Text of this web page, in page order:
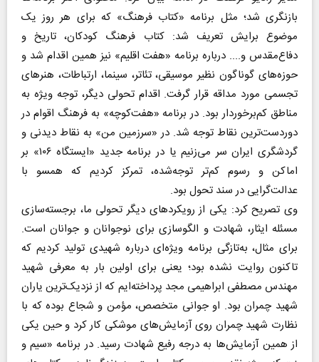
بازنگری شد؛ مثل برنامه «کتاب فرهنگ» که برای هر روز یک
موضوع برایش تعریف شد: کتاب فرهنگ کودکان، تاریخ و
دفاع‌مقدس و.... درباره برنامه «هفت اقلیم» نیز همین اقدام شد و
حوزه‌های گوناگون نظیر موسیقی، تئاتر، سینما، ارتباطات، هنر‌های
تجسمی مورد مداقه قرار گرفت. اقدام تحولی دیگر، توجه ویژه به
مناطق کم‌برخوردار بود. در برنامه «هفت‌کوچه» به فرهنگ اقوام در
دوردست‌ترین نقاط توجه شد. در «سرزمین من» به نقاط دیدنی و
گردشگری ایران سر می‌زنیم یا در برنامه جدید «ایستگاه ۱۰۶» بر
اماکن و رسوم کم‌تر توجه‌شده، تمرکز کردیم که همسو با
عدالت‌گرایی در سند تحول بود.
وی تصریح کرد: یکی از رویکرد‌های دیگر تحولی ما، برجسته‌سازی
مسئله ایثار، شهادت و الگوسازی برای نوجوانان و جوانان است.
برای مثال، به‌تازگی برنامه ویژه‌ای درباره شهیدی تولید کردیم که
تاکنون روایت نشده بود؛ یعنی برای اولین بار به معرفی شهید
مهندس مصطفی ابراهیمی مجد پرداخته‌ایم که از نزدیک‌ترین یاران
شهید چمران بود. او جوانی متخصص، مؤمن و شجاع بوده که با
نظارت شهید چمران روی آزمایش‌های موشکی کار کرد و حین یکی
از همین آزمایش‌ها به درجه رفیع شهادت رسید. در برنامه «سیم و